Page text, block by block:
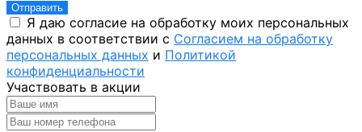
Отправить
Я даю согласие на обработку моих персональных
данных в соответствии с Согласием на обработку
персональных данных и Политикой
конфиденциальности
Участвовать в акции